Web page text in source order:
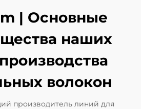
| Основные
наших
волокон
производитель линий для